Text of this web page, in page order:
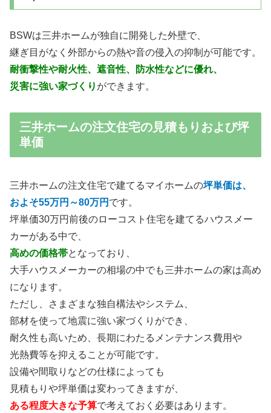
BSWは三井ホームが独自に開発した外壁で、
継ぎ目がなく外部からの熱や音の侵入の抑制が可能です。
耐衝撃性や耐火性、遮音性、防水性などに優れ、
災害に強い家づくり ができます。
三井ホームの注文住宅の見積もりおよび坪
単価
三井ホームの注文住宅で建てるマイホームの坪単価は、
およそ55万円～80万円 です。
坪単価30万円前後のローコスト住宅を建てるハウスメー
カーがある中で、
高めの価格帯となっており、
大手ハウスメーカーの相場の中でも三井ホームの家は高め
になります。
ただし、さまざまな独自構法やシステム、
部材を使って地震に強い家づくりができ、
耐久性も高いため、長期にわたるメンテナンス費用や
光熱費等を抑えることが可能です。
設備や間取りなどの仕様によっても
見積もりや坪単価は変わってきますが、
ある程度大きな予算で考えておく必要はあります。